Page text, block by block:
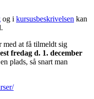
og i kursusbeskrivelsen kan
med at få tilmeldt sig
fredag d. 1. december
plads, så snart man